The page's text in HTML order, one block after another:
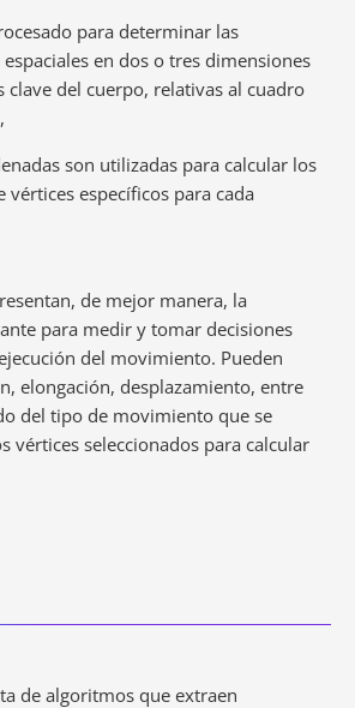
para determinar las
en dos o tres dimensiones
clave del cuerpo, relativas al cuadro
son utilizadas para calcular los
vértices específicos para cada
de mejor manera, la
para medir y tomar decisiones
del movimiento. Pueden
elongación, desplazamiento, entre
del tipo de movimiento que se
vértices seleccionados para calcular
de algoritmos que extraen